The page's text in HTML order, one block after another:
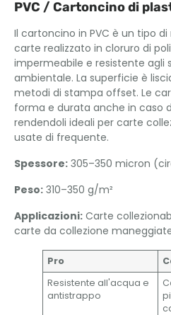
PVC / Cartoncino di
Il cartoncino in PVC è un tipo
carte realizzato in cloruro di
impermeabile e resistente agli
ambientale. La superficie è
metodi di stampa offset. Le
forma e durata anche in caso
rendendoli ideali per carte
usate di frequente.
Spessore: 305–350 micron
Peso: 310–350 g/m²
Applicazioni: Carte
carte da collezione
Pro
Resistente all'acqua e
antistrappo